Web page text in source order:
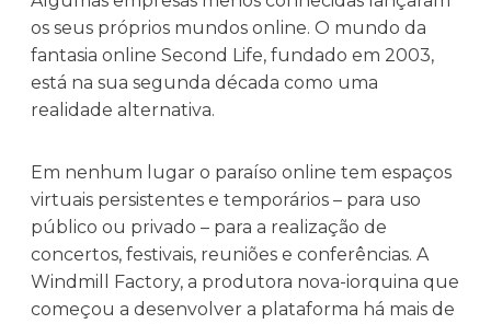
os seus próprios mundos online. O mundo da
fantasia online Second Life, fundado em 2003,
está na sua segunda década como uma
realidade alternativa.
Em nenhum lugar o paraíso online tem espaços
virtuais persistentes e temporários – para uso
público ou privado – para a realização de
concertos, festivais, reuniões e conferências. A
Windmill Factory, a produtora nova-iorquina que
começou a desenvolver a plataforma há mais de